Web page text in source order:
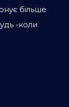
більше
-коли